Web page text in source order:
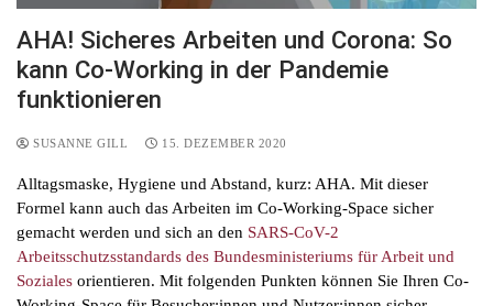
AHA! Sicheres Arbeiten und Corona: So
kann Co-Working in der Pandemie
funktionieren
SUSANNE GILL 15. DEZEMBER 2020
Alltagsmaske, Hygiene und Abstand, kurz: AHA. Mit dieser
Formel kann auch das Arbeiten im Co-Working-Space sicher
gemacht werden und sich an den SARS-CoV-2
Arbeitsschutzsstandards des Bundesministeriums für Arbeit und
Soziales orientieren. Mit folgenden Punkten können Sie Ihren Co-